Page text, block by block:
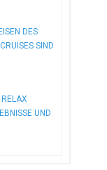
DES
SIND
UND